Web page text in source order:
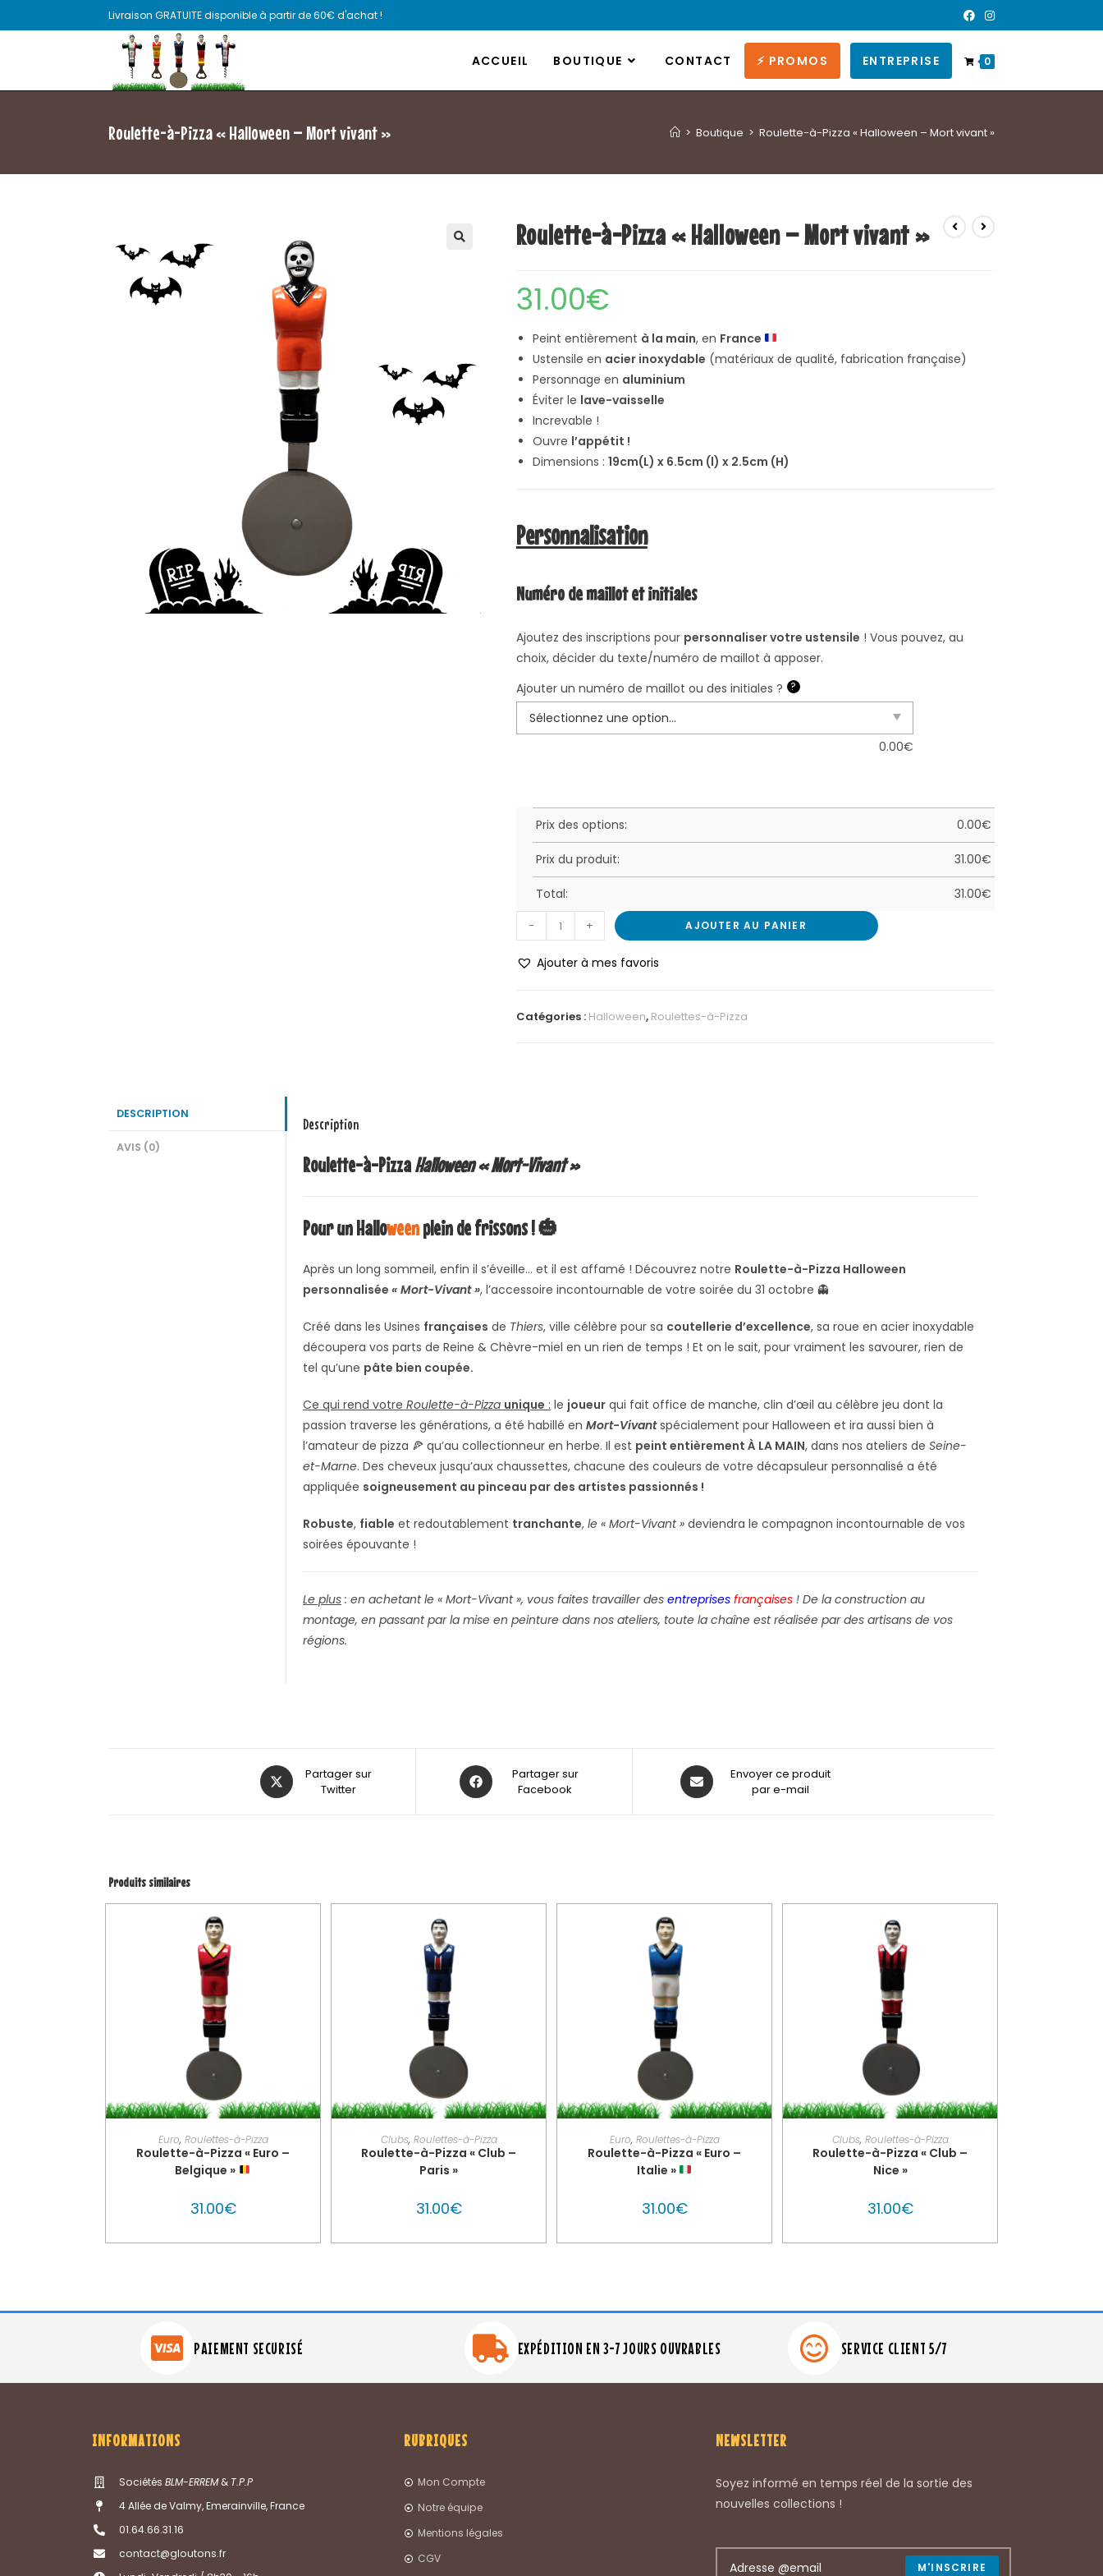
Livraison GRATUITE disponible à partir de 60€ d'achat !
ACCUEIL BOUTIQUE CONTACT ⚡ PROMOS ENTREPRISE 0
Roulette-à-Pizza « Halloween – Mort vivant » > Boutique > Roulette-à-Pizza « Halloween – Mort vivant »
Roulette-à-Pizza « Halloween – Mort vivant »
31.00€
Peint entièrement à la main, en France
Ustensile en acier inoxydable (matériaux de qualité, fabrication française)
Personnage en aluminium
Éviter le lave-vaisselle
Increvable !
Ouvre l’appétit !
Dimensions : 19cm(L) x 6.5cm (l) x 2.5cm (H)
Personnalisation
Numéro de maillot et initiales
Ajoutez des inscriptions pour personnaliser votre ustensile ! Vous pouvez, au
choix, décider du texte/numéro de maillot à apposer.
Ajouter un numéro de maillot ou des initiales ?
?
0.00€
Prix des options: 0.00€
Prix du produit: 31.00€
Total: 31.00€
- + AJOUTER AU PANIER
Ajouter à mes favoris
Catégories : Halloween, Roulettes-à-Pizza
DESCRIPTION
AVIS (0)
Description
Roulette-à-PizzaHalloween « Mort-Vivant »
Pour un Halloweenplein de frissons ! 🎃
Après un long sommeil, enfin il s’éveille… et il est affamé ! Découvrez notre Roulette-à-Pizza Halloween
personnalisée « Mort-Vivant », l’accessoire incontournable de votre soirée du 31 octobre 👻
Créé dans les Usines françaises de Thiers, ville célèbre pour sa coutellerie d’excellence, sa roue en acier inoxydable
découpera vos parts de Reine & Chèvre-miel en un rien de temps ! Et on le sait, pour vraiment les savourer, rien de
tel qu’une pâte bien coupée.
Ce qui rend votre Roulette-à-Pizza unique : le joueur qui fait office de manche, clin d’œil au célèbre jeu dont la
passion traverse les générations, a été habillé en Mort-Vivantspécialement pour Halloween et ira aussi bien à
l’amateur de pizza 🍕 qu’au collectionneur en herbe. Il est peint entièrement À LA MAIN, dans nos ateliers de Seine-
et-Marne. Des cheveux jusqu’aux chaussettes, chacune des couleurs de votre décapsuleur personnalisé a été
appliquée soigneusement au pinceau par des artistes passionnés !
Robuste, fiable et redoutablement tranchante, le « Mort-Vivant » deviendra le compagnon incontournable de vos
soirées épouvante !
Le plus : en achetant le « Mort-Vivant », vous faites travailler des entreprises françaises ! De la construction au
montage, en passant par la mise en peinture dans nos ateliers, toute la chaîne est réalisée par des artisans de vos
régions.
Partager sur
Twitter
Partager sur
Facebook
Envoyer ce produit
par e-mail
Produits similaires
AJOUTER AU PANIER
Euro, Roulettes-à-Pizza
Roulette-à-Pizza « Euro –
Belgique »
31.00€
PERSONNALISER MON GLOUTON
Clubs, Roulettes-à-Pizza
Roulette-à-Pizza « Club –
Paris »
31.00€
AJOUTER AU PANIER
Euro, Roulettes-à-Pizza
Roulette-à-Pizza « Euro –
Italie »
31.00€
PERSONNALISER MON GLOUTON
Clubs, Roulettes-à-Pizza
Roulette-à-Pizza « Club –
Nice »
31.00€
PAIEMENT SECURISÉ EXPÉDITION EN 3-7 JOURS OUVRABLES SERVICE CLIENT 5/7
INFORMATIONS
Sociétés BLM-ERREM& T.P.P
4 Allée de Valmy, Emerainville, France
01.64.66.31.16
contact@gloutons.fr
RUBRIQUES
Mon Compte
Notre équipe
Mentions légales
CGV
NEWSLETTER
Soyez informé en temps réel de la sortie des
nouvelles collections !
M'INSCRIRE